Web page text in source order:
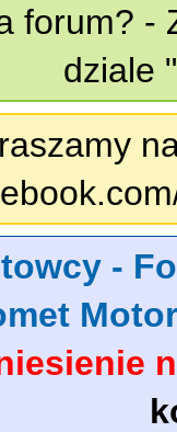
forum? -
dziale
-